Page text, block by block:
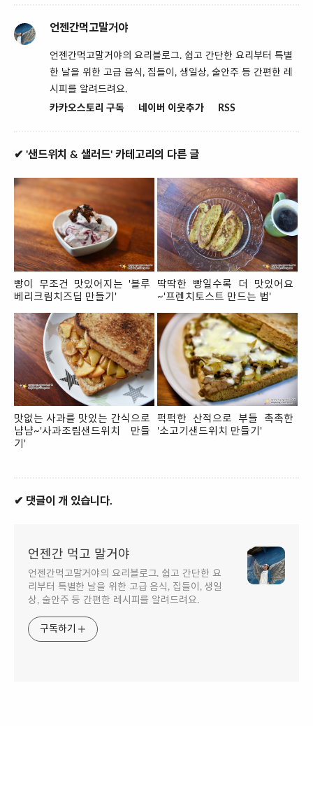
언젠간먹고말거야
언젠간먹고말거야의 요리블로그. 쉽고 간단한 요리부터 특별
한 날을 위한 고급 음식, 집들이, 생일상, 술안주 등 간편한 레
시피를 알려드려요.
카카오스토리 구독
네이버 이웃추가 RSS
✔ '샌드위치 & 샐러드' 카테고리의 다른 글
빵이 무조건 맛있어지는 '블루
베리크림치즈딥 만들기'
딱딱한 빵일수록 더 맛있어요
~'프렌치토스트 만드는 법'
맛없는 사과를 맛있는 간식으로
냠냠~'사과조림샌드위치 만들
기'
퍽퍽한 산적으로 부들 촉촉한
'소고기샌드위치 만들기'
✔ 댓글이 개 있습니다.
언젠간 먹고 말거야
언젠간먹고말거야의 요리블로그. 쉽고 간단한 요
리부터 특별한 날을 위한 고급 음식, 집들이, 생일
상, 술안주 등 간편한 레시피를 알려드려요.
구독하기